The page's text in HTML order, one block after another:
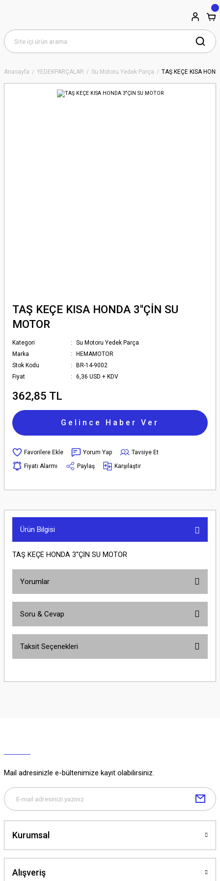
Anasayfa YEDEKPARÇALAR Su Motoru Yedek Parça TAŞ KEÇE KISA
TAŞ KEÇE KISA HONDA 3''ÇİN SU
MOTOR
Kategori
Su Motoru Yedek Parça
Marka
HEMAMOTOR
Stok Kodu
BR-14-9002
Fiyat
6,36 USD + KDV
362,85 TL
Gelince Haber Ver
Yorum Yap
Tavsiye Et
Fiyatı Alarmı
Paylaş Karşılaştır
Ürün Bilgisi
TAŞ KEÇE HONDA 3''ÇİN SU MOTOR
Yorumlar
Soru & Cevap
Soru Sor
Taksit Seçenekleri
Mail adresinizle e-bültenimize kayıt olabilirsiniz.
Kurumsal
Alışveriş